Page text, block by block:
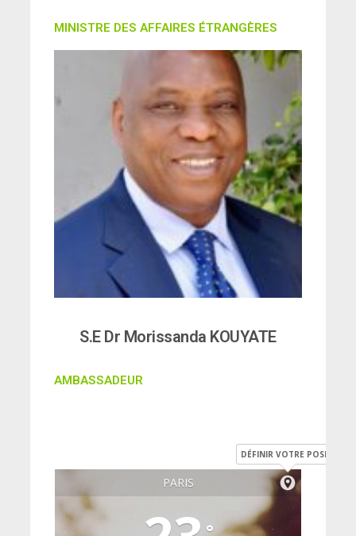
MINISTRE DES AFFAIRES ÉTRANGÈRES
S.E Dr Morissanda KOUYATE
AMBASSADEUR
PARIS
DÉFINIR VOTRE POSITION
°